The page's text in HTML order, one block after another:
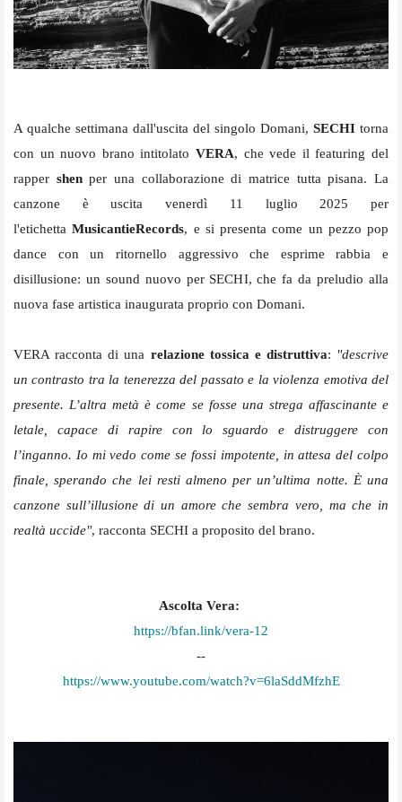
A qualche settimana dall'uscita del singolo Domani, SECHI torna
con un nuovo brano intitolato VERA, che vede il featuring del
rapper shenper una collaborazione di matrice tutta pisana. La
canzone è uscita venerdì 11 luglio 2025 per
l'etichettaMusicantieRecords, e si presenta come un pezzo pop
dance con un ritornello aggressivo che esprime rabbia e
disillusione: un sound nuovo per SECHI, che fa da preludio alla
nuova fase artistica inaugurata proprio con Domani.
VERA racconta di una relazione tossica e distruttiva: "descrive
un contrasto tra la tenerezza del passato e la violenza emotiva del
presente. L’altra metà è come se fosse una strega affascinante e
letale, capace di rapire con lo sguardo e distruggere con
l’inganno. Io mi vedo come se fossi impotente, in attesa del colpo
finale, sperando che lei resti almeno per un’ultima notte. È una
canzone sull’illusione di un amore che sembra vero, ma che in
realtà uccide", racconta SECHI a proposito del brano.
Ascolta Vera:
https://bfan.link/vera-12
--
https://www.youtube.com/watch?v=6laSddMfzhE